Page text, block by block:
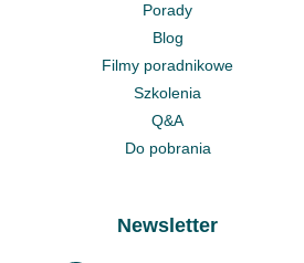
Porady
Blog
Filmy poradnikowe
Szkolenia
Q&A
Do pobrania
Newsletter